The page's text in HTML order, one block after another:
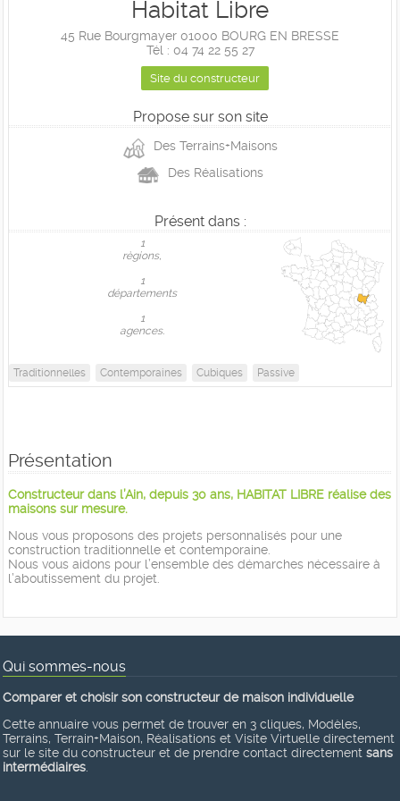
Habitat Libre
45 Rue Bourgmayer 01000 BOURG EN BRESSE
Tél : 04 74 22 55 27
Site du constructeur
Propose sur son site
Des Terrains+Maisons
Des Réalisations
Présent dans :
1
règions,
1
départements
1
agences.
Traditionnelles Contemporaines Cubiques Passive
Présentation
Constructeur dans l’Ain, depuis 30 ans, HABITAT LIBRE réalise des
maisons sur mesure.
Nous vous proposons des projets personnalisés pour une
construction traditionnelle et contemporaine.
Nous vous aidons pour l’ensemble des démarches nécessaire à
l’aboutissement du projet.
Qui sommes-nous
Comparer et choisir son constructeur de maison individuelle
Cette annuaire vous permet de trouver en 3 cliques, Modèles,
Terrains, Terrain+Maison, Réalisations et Visite Virtuelle directement
sur le site du constructeur et de prendre contact directement sans
intermédiaires.